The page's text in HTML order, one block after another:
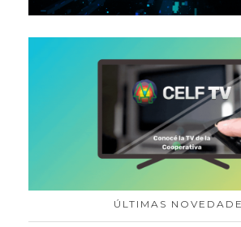
ÚLTIMAS